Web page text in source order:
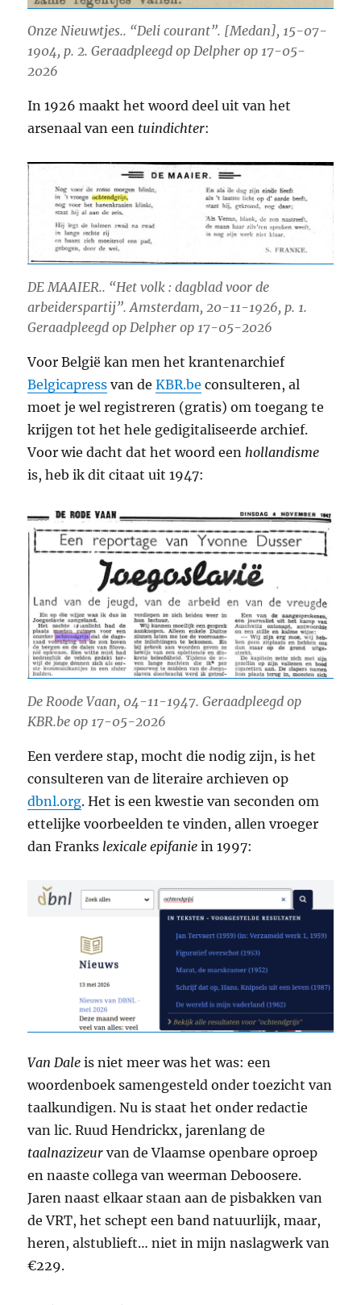
Onze Nieuwtjes.. “Deli courant”. [Medan], 15-07-
1904, p. 2. Geraadpleegd op Delpher op 17-05-
2026
In 1926 maakt het woord deel uit van het
arsenaal van een tuindichter:
DE MAAIER.. “Het volk : dagblad voor de
arbeiderspartĳ”. Amsterdam, 20-11-1926, p. 1.
Geraadpleegd op Delpher op 17-05-2026
Voor België kan men het krantenarchief
Belgicapress van deKBR.be consulteren, al
moet je wel registreren (gratis) om toegang te
krijgen tot het hele gedigitaliseerde archief.
Voor wie dacht dat het woord een hollandisme
is, heb ik dit citaat uit 1947:
De Roode Vaan, 04-11-1947. Geraadpleegd op
KBR.be op 17-05-2026
Een verdere stap, mocht die nodig zijn, is het
consulteren van de literaire archieven op
dbnl.org. Het is een kwestie van seconden om
ettelijke voorbeelden te vinden, allen vroeger
dan Franks lexicale epifanie in 1997:
Van Dale is niet meer was het was: een
woordenboek samengesteld onder toezicht van
taalkundigen. Nu is staat het onder redactie
van lic. Ruud Hendrickx, jarenlang de
taalnazizeur van de Vlaamse openbare oproep
en naaste collega van weerman Deboosere.
Jaren naast elkaar staan aan de pisbakken van
de VRT, het schept een band natuurlijk, maar,
heren, alstublieft… niet in mijn naslagwerk van
€229.